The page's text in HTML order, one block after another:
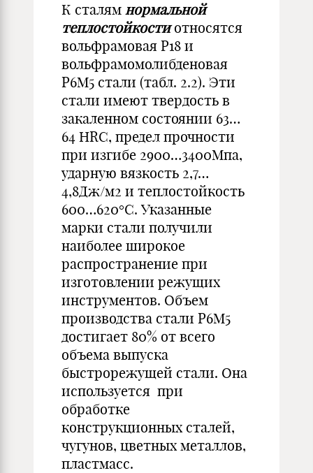
К сталям нормальной
теплостойкостиотносятся
вольфрамовая Р18 и
вольфрамомолибденовая
Р6М5 стали (табл. 2.2). Эти
стали имеют твердость в
закаленном состоянии 63…
64 HRC, предел прочности
при изгибе 2900…3400Мпа,
ударную вязкость 2,7…
4,8Дж/м2 и теплостойкость
600…620°С. Указанные
марки стали получили
наиболее широкое
распространение при
изготовлении режущих
инструментов. Объем
производства стали Р6М5
достигает 80% от всего
объема выпуска
быстрорежущей стали. Она
используется при
обработке
конструкционных сталей,
чугунов, цветных металлов,
пластмасс.